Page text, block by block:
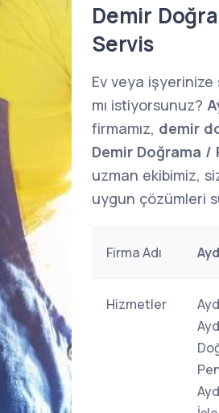
Demir
Servis
Ev veya işyerinize
mı istiyorsunuz?
firmamız, demir
Demir Doğrama /
uzman ekibimiz,
uygun çözümleri
Firma Adı
Hizmetler